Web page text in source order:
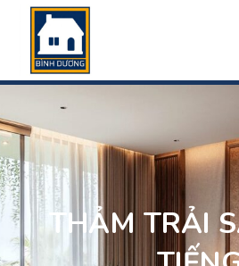
THẢM TRẢI